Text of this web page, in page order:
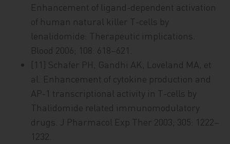
Enhancement of ligand-dependent activation
of human natural killer T-cells by
lenalidomide: Therapeutic implications.
Blood 2006; 108: 618–621.
[11] Schafer PH, Gandhi AK, Loveland MA, et
al. Enhancement of cytokine production and
AP-1 transcriptional activity in T-cells by
Thalidomide related immunomodulatory
drugs. J Pharmacol Exp Ther 2003; 305: 1222–
1232.